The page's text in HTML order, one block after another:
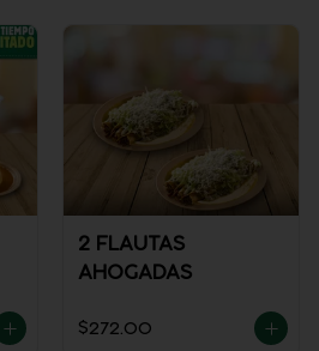
2 FLAUTAS
AHOGADAS
$272.00